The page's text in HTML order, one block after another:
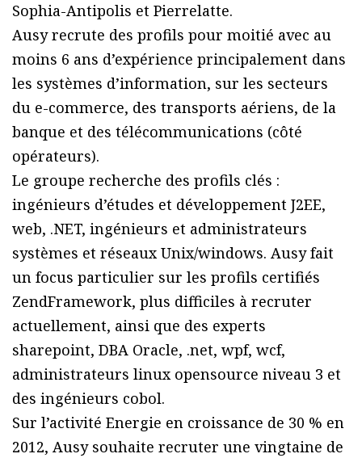
Sophia-Antipolis et Pierrelatte.
Ausy recrute des profils pour moitié avec au
moins 6 ans d’expérience principalement dans
les systèmes d’information, sur les secteurs
du e-commerce, des transports aériens, de la
banque et des télécommunications (côté
opérateurs).
Le groupe recherche des profils clés :
ingénieurs d’études et développement J2EE,
web, .NET, ingénieurs et administrateurs
systèmes et réseaux Unix/windows. Ausy fait
un focus particulier sur les profils certifiés
ZendFramework, plus difficiles à recruter
actuellement, ainsi que des experts
sharepoint, DBA Oracle, .net, wpf, wcf,
administrateurs linux opensource niveau 3 et
des ingénieurs cobol.
Sur l’activité Energie en croissance de 30 % en
2012, Ausy souhaite recruter une vingtaine de